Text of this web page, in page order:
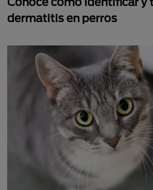
dermatitis en perros